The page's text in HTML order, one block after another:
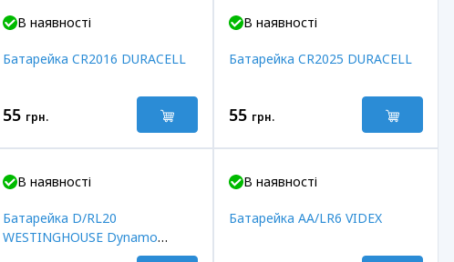
В наявності
Батарейка CR2016 DURACELL
55 грн.
В наявності
Батарейка CR2025 DURACELL
55 грн.
В наявності
Батарейка D/RL20
WESTINGHOUSE Dynamo
В наявності
Батарейка AA/LR6 VIDEX